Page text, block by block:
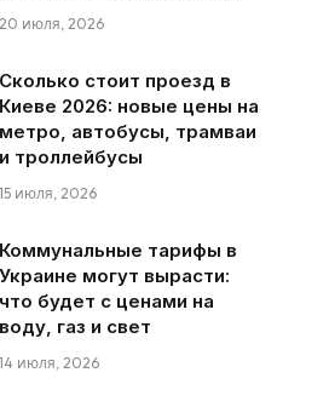
20 июля, 2026
Сколько стоит проезд в
Киеве 2026: новые цены на
метро, автобусы, трамваи
и троллейбусы
15 июля, 2026
Коммунальные тарифы в
Украине могут вырасти:
что будет с ценами на
воду, газ и свет
14 июля, 2026